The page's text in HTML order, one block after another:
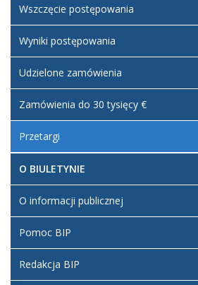
Wszczęcie postępowania
Wyniki postępowania
Udzielone zamówienia
Zamówienia do 30 tysięcy €
Przetargi
O BIULETYNIE
O informacji publicznej
Pomoc BIP
Redakcja BIP